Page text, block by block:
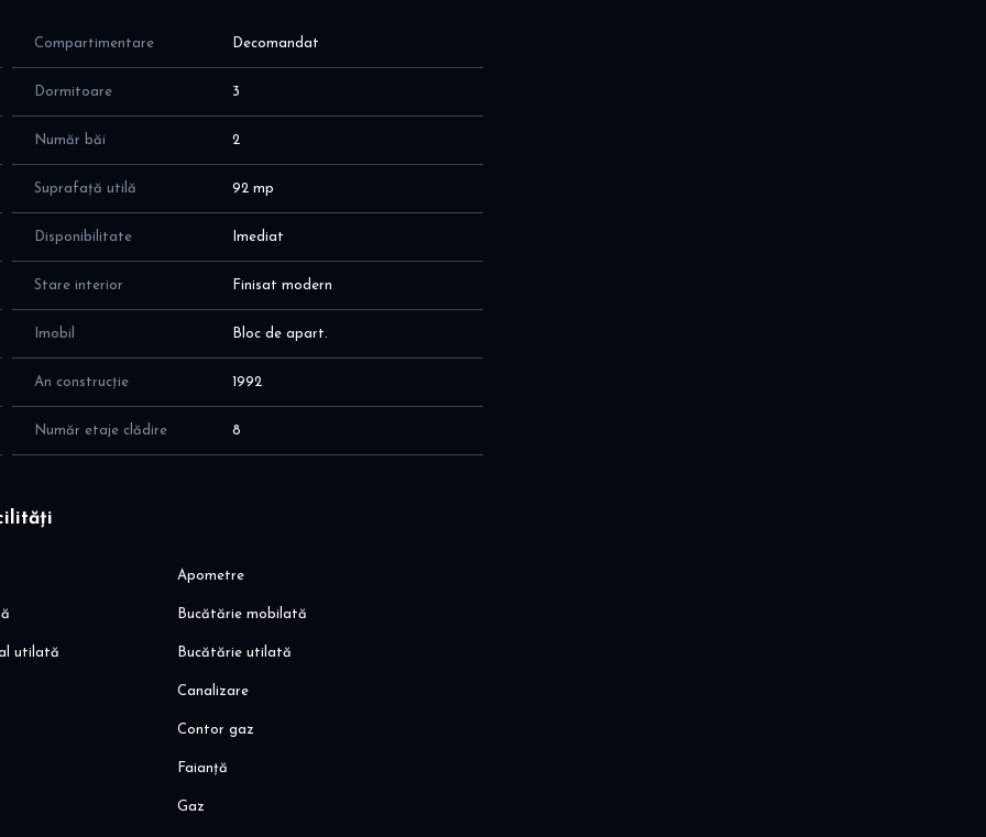
și bănci
Compartimentare Decomandat
Dormitoare 3
Număr băi 2
Suprafață utilă 92 mp
Disponibilitate Imediat
Stare interior Finisat modern
Imobil Bloc de apart.
An construcție 1992
Număr etaje clădire 8
Apometre
Bucătărie mobilată
utilată Bucătărie utilată
Canalizare
Contor gaz
Faianță
Gaz